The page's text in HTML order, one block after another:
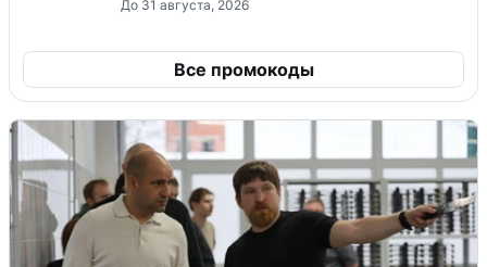
До 31 августа, 2026
Все промокоды